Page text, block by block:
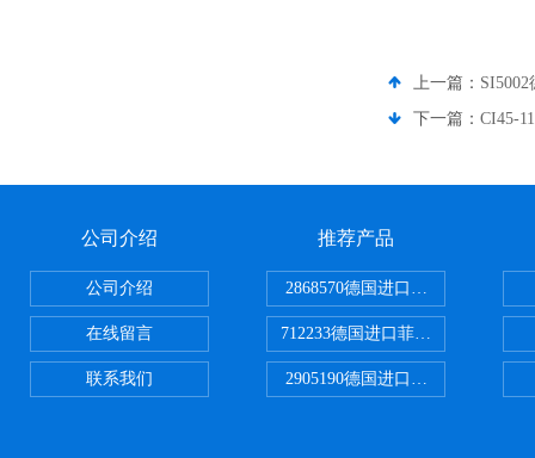
上一篇：
下一篇： CI45-
公司介绍
公司介绍
在线留言
联系我们
推荐产品
2868570德国进口菲尼克斯电源
712233德国进口菲尼克斯断路器
2905190德国进口菲尼克斯继电器